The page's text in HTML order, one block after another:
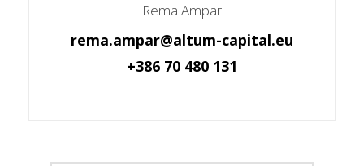
Rema Ampar
rema.ampar@altum-capital.eu
+386 70 480 131